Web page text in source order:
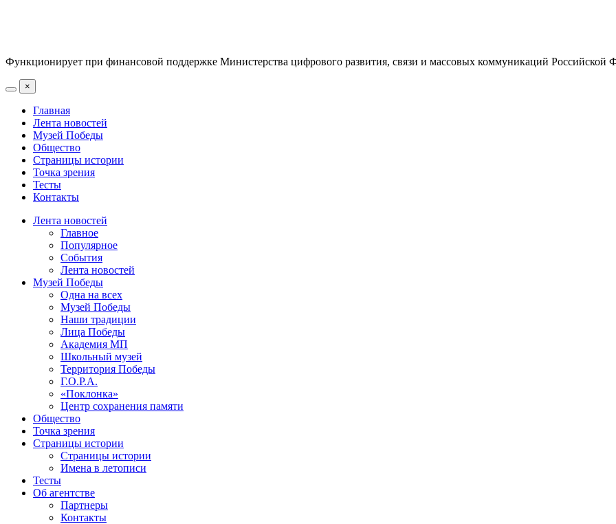
Функционирует при финансовой поддержке Министерства цифрового развития, связи и массовых коммуникаций Российской
×
Главная
Лента новостей
Музей Победы
Общество
Страницы истории
Точка зрения
Тесты
Контакты
Лента новостей
Главное
Популярное
События
Лента новостей
Музей Победы
Одна на всех
Музей Победы
Наши традиции
Лица Победы
Академия МП
Школьный музей
Территория Победы
Г.О.Р.А.
«Поклонка»
Центр сохранения памяти
Общество
Точка зрения
Страницы истории
Страницы истории
Имена в летописи
Тесты
Об агентстве
Партнеры
Контакты